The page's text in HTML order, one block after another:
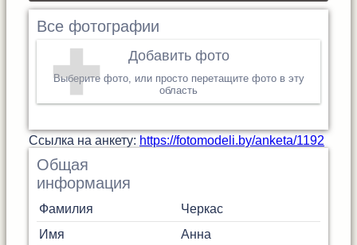
Все фотографии
Добавить фото
Выберите фото, или просто перетащите фото в эту
область
Cсылка на анкету: https://fotomodeli.by/anketa/1192
Общая
информация
Фамилия
Черкас
Имя
Анна